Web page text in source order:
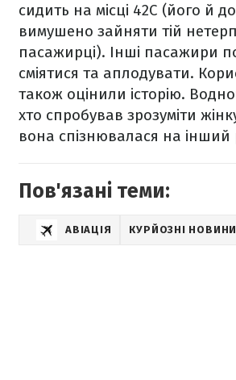
сидить на місці 42С (його й
вимушено зайняти тій
пасажирці). Інші пасажири
сміятися та аплодувати.
також оцінили історію.
хто спробував зрозуміти
вона спізнювалася на інший
Пов'язані теми:
АВІАЦІЯ КУРЙОЗНІ НОВИНИ